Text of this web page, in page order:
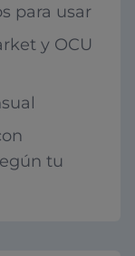
para usar
y OCU
tu